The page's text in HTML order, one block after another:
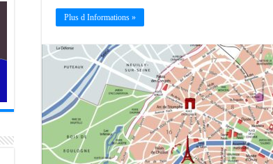
Plus d Informations »